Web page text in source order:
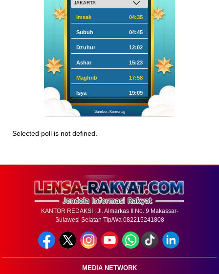
Imsak 04:35
Subuh 04:45
Dzuhur 12:02
Ashar 15:23
Maghrib 17:58
Isya 19:09
Sumber: Kemenag
Selected poll is not defined.
KANTOR REDAKSI : Jl. Almarkas II No. 9 Makassar-
Sulawesi Selatan Tlp/Wa 082215241808
MEDIA NETWORK